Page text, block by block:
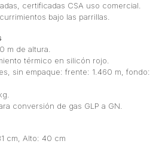
certificadas CSA uso comercial.
bajo las parrillas.
m de altura.
térmico en silicón rojo.
sin empaque: frente: 1.460 m, fondo:
conversión de gas GLP a GN.
cm, Alto: 40 cm